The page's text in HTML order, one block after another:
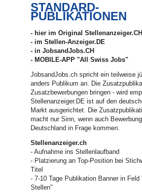
STANDARD-
PUBLIKATIONEN
- hier im Original Stellenanzeiger.CH
- im Stellen-Anzeiger.DE
- in JobsandJobs.CH
- MOBILE-APP "All Swiss Jobs"
JobsandJobs.ch spricht ein teilweise
anders Publikum an. Die
Zusatzbewerbungen bringen - wird
Stellenanzeiger.DE ist auf den
Markt ausgerichtet. Die
macht nur Sinn, wenn auch
Deutschland in Frage kommen.
Stellenanzeiger.ch
- Aufnahme ins Stellenlaufband
- Platzierung an Top-Position bei
Titel
- 7-10 Tage Publikation Banner in Feld
Stellen"